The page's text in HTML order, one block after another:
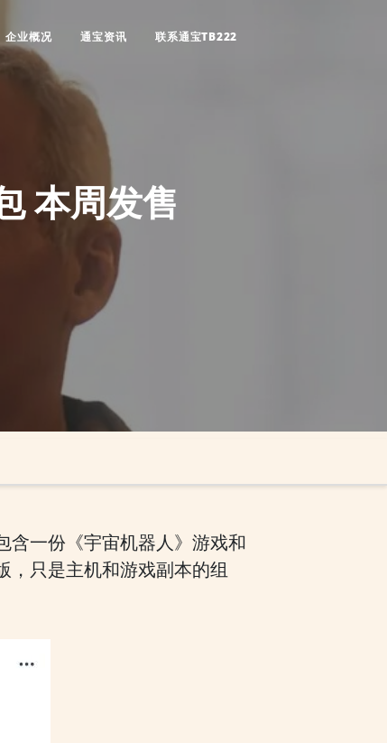
企业概况 通宝资讯 联系通宝TB222
本周发售
含一份《宇宙机器人》游戏和
，只是主机和游戏副本的组